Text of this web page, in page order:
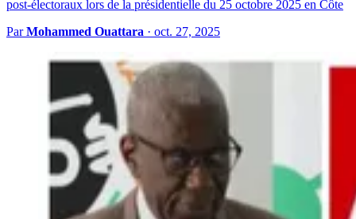
post-électoraux lors de la présidentielle du 25 octobre 2025 en Côte
ParMohammed Ouattara · oct. 27, 2025